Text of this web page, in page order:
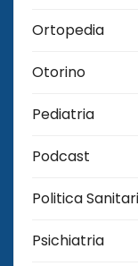
Ortopedia
Otorino
Pediatria
Podcast
Politica
Psichiatria